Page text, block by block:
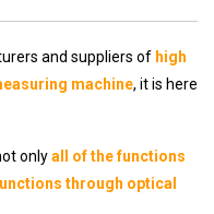
and suppliers of high
machine, it is here
onlyall of the functions
through optical